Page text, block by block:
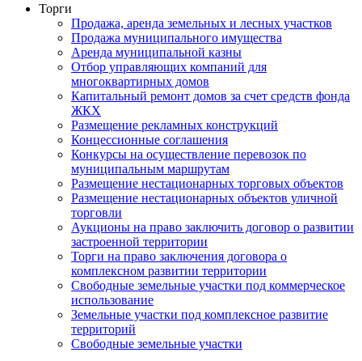
Торги
Продажа, аренда земельных и лесных участков
Продажа муниципального имущества
Аренда муниципальной казны
Отбор управляющих компаний для
многоквартирных домов
Капитальный ремонт домов за счет средств фонда
ЖКХ
Размещение рекламных конструкций
Концессионные соглашения
Конкурсы на осуществление перевозок по
муниципальным маршрутам
Размещение нестационарных торговых объектов
Размещение нестационарных объектов уличной
торговли
Аукционы на право заключить договор о развитии
застроенной территории
Торги на право заключения договора о
комплексном развитии территории
Свободные земельные участки под коммерческое
использование
Земельные участки под комплексное развитие
территорий
Свободные земельные участки